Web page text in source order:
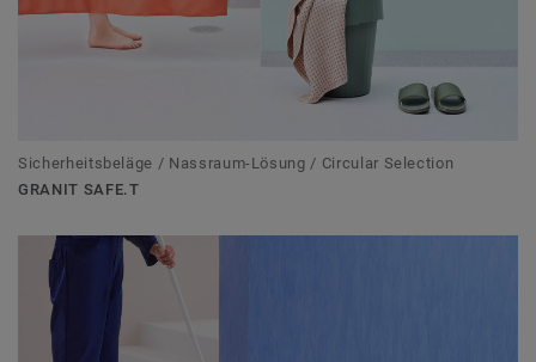
Sicherheitsbeläge / Nassraum-Lösung / Circular Selection
GRANIT SAFE.T